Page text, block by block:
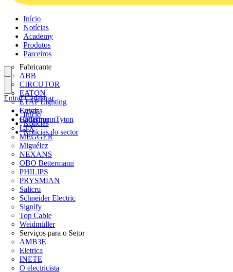
Início
Notícias
Academy
Produtos
Parceiros
Fabricante
ABB
CIRCUTOR
EATON
ETAP Lighting
Gewiss
HellermannTyton
LTX
MEGGER
Miguélez
NEXANS
OBO Bettermann
PHILIPS
PRYSMIAN
Salicru
Schneider Electric
Signify
Top Cable
Weidmüller
Serviços para o Setor
AMB3E
Eletrica
INETE
O electricista
Entrar
Cadastrar
Entrar Cadastrar
Início
Notícias
Notícias do sector